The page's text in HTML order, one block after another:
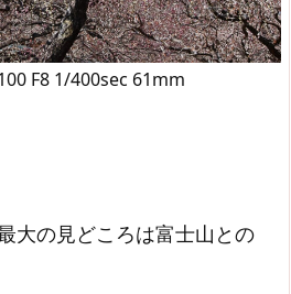
F8 1/400sec 61mm
大の見どころは富士山との